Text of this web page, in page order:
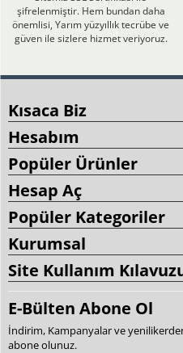
şifrelenmiştir. Hem bundan daha
önemlisi, Yarım yüzyıllık tecrübe ve
güven ile sizlere hizmet veriyoruz.
Kısaca Biz
Hesabım
Popüler Ürünler
Hesap Aç
Popüler Kategoriler
Kurumsal
Site Kullanım
E-Bülten Abone Ol
İndirim, Kampanyalar ve
abone olunuz.